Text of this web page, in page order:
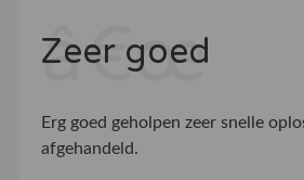
Zeer goed
Erg goed geholpen zeer snelle
afgehandeld.